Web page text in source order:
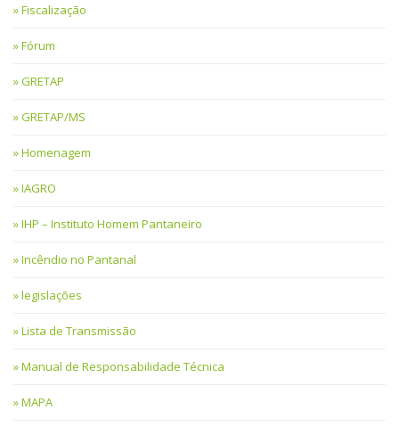
Fiscalização
Fórum
GRETAP
GRETAP/MS
Homenagem
IAGRO
IHP – Instituto Homem Pantaneiro
Incêndio no Pantanal
legislações
Lista de Transmissão
Manual de Responsabilidade Técnica
MAPA